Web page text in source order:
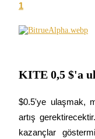
Staking
Yüksek getiri ve
1
KITE 0,5 $'a
$0.5'ye ulaşmak,
artış
kazançlar